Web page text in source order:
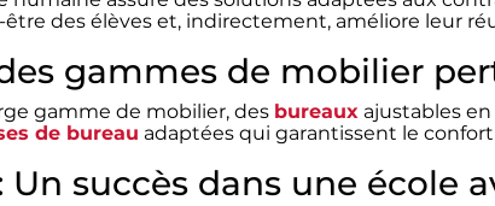
des élèves et, indirectement, améliore leur
gammes de mobilier
gamme de mobilier, des bureaux ajustables
de bureau adaptées qui garantissent le
Un succès dans une école